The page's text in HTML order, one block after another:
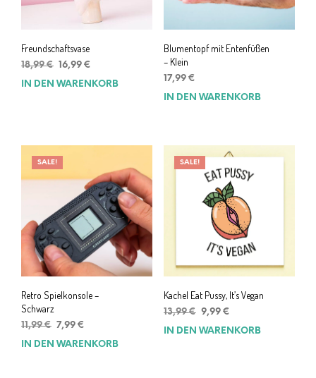
Freundschaftsvase
18,99€ Ursprünglicher
Preis
16,99 €
Preis
IN DEN WARENKORB
Blumentopf mit Entenfüßen
– Klein
17,99 €
IN DEN WARENKORB
SALE!
Retro Spielkonsole –
Schwarz
11,99€ Ursprünglicher
Preis
7,99 €
Preis
IN DEN WARENKORB
SALE!
Kachel Eat Pussy, It’s Vegan
13,99€ Ursprünglicher
Preis
9,99 €Aktueller
Preis
IN DEN WARENKORB